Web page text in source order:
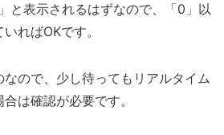
と表示されるはずなので、「0」以
ればOKです。
ので、少し待ってもリアルタイム
は確認が必要です。